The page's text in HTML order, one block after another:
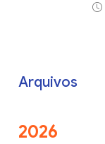
Arquivos
2026